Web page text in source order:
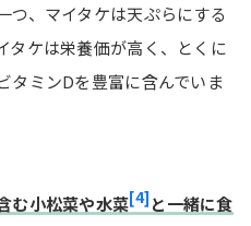
つ、マイタケは天ぷらにする
タケは栄養価が高く、とくに
タミンDを豊富に含んでいま
む小松菜や水菜[4] と一緒に食